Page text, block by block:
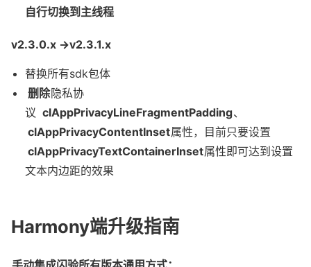
自行切换到主线程
v2.3.0.x ->v2.3.1.x
替换所有sdk包体
删除隐私协
议 clAppPrivacyLineFragmentPadding、
clAppPrivacyContentInset属性，目前只要设置
clAppPrivacyTextContainerInset属性即可达到设置
文本内边距的效果
Harmony端升级指南